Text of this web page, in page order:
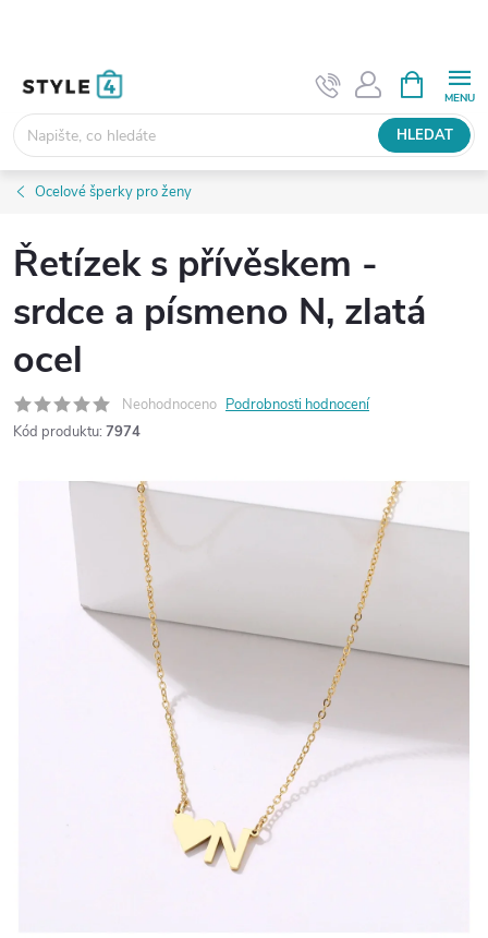
HLEDAT
NÁKUPNÍ
KOŠÍK
Ocelové šperky pro ženy
Řetízek s přívěskem -
srdce a písmeno N, zlatá
ocel
Neohodnoceno Podrobnosti hodnocení
Kód produktu: 7974